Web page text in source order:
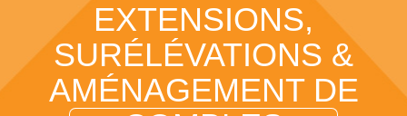
EXTENSIONS,
SURÉLÉVATIONS &
AMÉNAGEMENT DE